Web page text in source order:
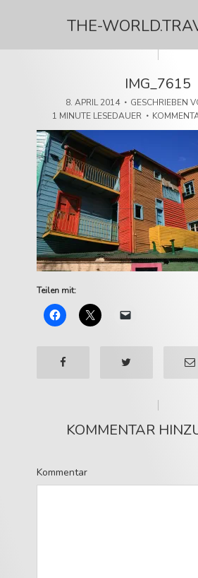
THE-
IMG_7615
8. APRIL 2014 GESCHRIEBEN
1 MINUTE LESEDAUER
Teilen mit:
KOMMENTAR
Kommentar